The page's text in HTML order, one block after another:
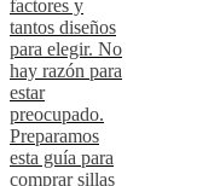
factores y
tantos diseños
para elegir. No
hay razón para
estar
preocupado.
Preparamos
esta guía para
comprar sillas